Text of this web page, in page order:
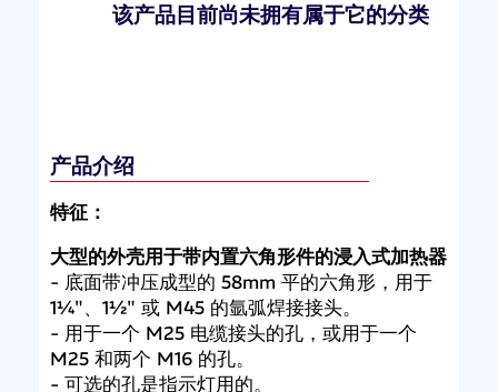
该产品目前尚未拥有属于它的分类
产品介绍
特征：
大型的外壳用于带内置六角形件的浸入式加热器
- 底面带冲压成型的 58mm 平的六角形，用于
1¼"、1½" 或 M45 的氩弧焊接接头。
- 用于一个 M25 电缆接头的孔，或用于一个
M25 和两个 M16 的孔。
- 可选的孔是指示灯用的。